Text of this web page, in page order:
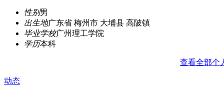
性别男
出生地广东省 梅州市 大埔县 高陂镇
毕业学校广州理工学院
学历本科
查看全部个
动态